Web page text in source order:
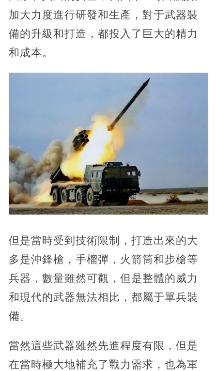
加大力度進行研發和生產，對于武器裝
備的升級和打造，都投入了巨大的精力
和成本。
但是當時受到技術限制，打造出來的大
多是沖鋒槍，手榴彈，火箭筒和步槍等
兵器，數量雖然可觀，但是整體的威力
和現代的武器無法相比，都屬于單兵裝
備。
當然這些武器雖然先進程度有限，但是
在當時極大地補充了戰力需求，也為軍